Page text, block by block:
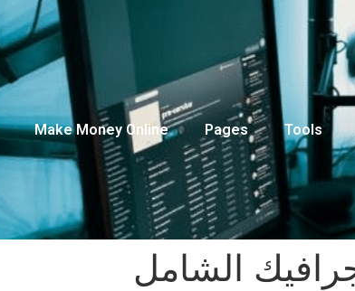
Make Money Online Pages Tools
الشامل